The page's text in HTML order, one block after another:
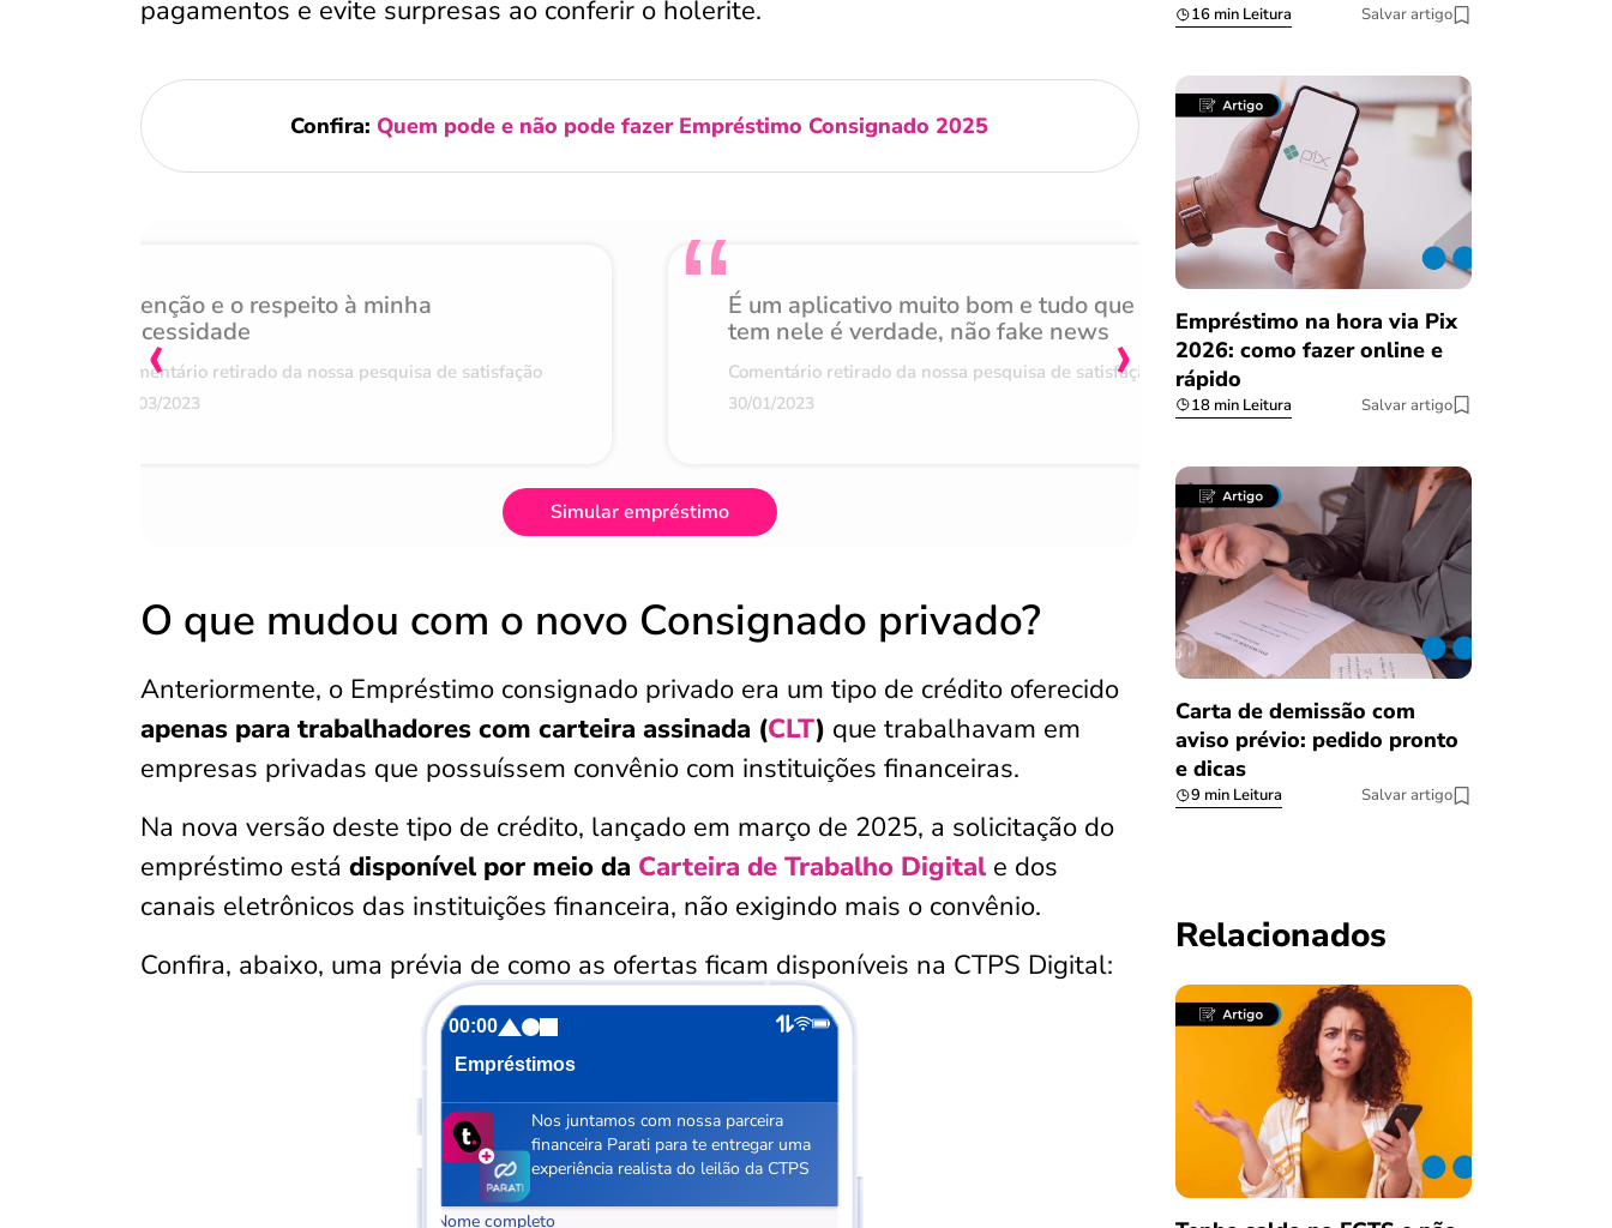
pagamentos e evite surpresas ao conferir o holerite.
Confira: Quem pode e não pode fazer Empréstimo Consignado 2025
Atenção e o respeito à minha
necessidade
Comentário retirado da nossa pesquisa de satisfação
07/03/2023
É um aplicativo muito bom e tudo que
tem nele é verdade, não fake news
Comentário retirado da nossa pesquisa de satisfação
30/01/2023
Achei muito rápido,
burocracia
08/03/2023
‹ ›
Simular empréstimo
O que mudou com o novo Consignado privado?
Anteriormente, o Empréstimo consignado privado era um tipo de crédito oferecido
apenas para trabalhadores com carteira assinada (CLT) que trabalhavam em
empresas privadas que possuíssem convênio com instituições financeiras.
Na nova versão deste tipo de crédito, lançado em março de 2025, a solicitação do
empréstimo está disponível por meio da Carteira de Trabalho Digital e dos
canais eletrônicos das instituições financeira, não exigindo mais o convênio.
Confira, abaixo, uma prévia de como as ofertas ficam disponíveis na CTPS Digital:
00:00
Empréstimos
Nos juntamos com nossa parceira
financeira Parati para te entregar uma
experiência realista do leilão da CTPS
Nome completo
16 min Leitura Salvar artigo
Empréstimo na hora via Pix
2026: como fazer online e
rápido
18 min Leitura Salvar artigo
Carta de demissão com
aviso prévio: pedido pronto
e dicas
9 min Leitura Salvar artigo
Relacionados